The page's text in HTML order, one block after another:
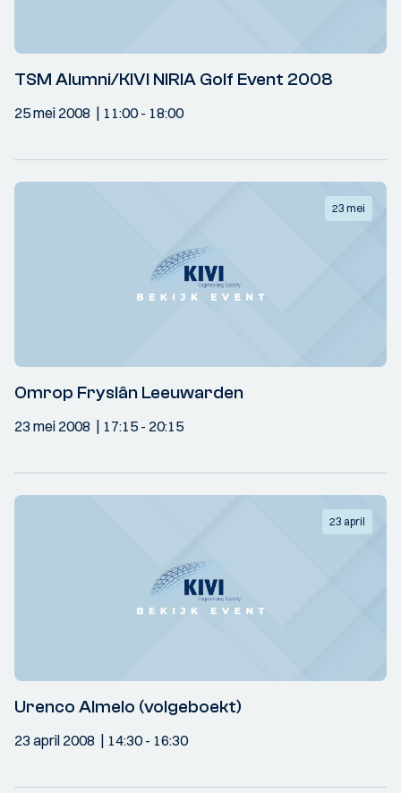
TSM Alumni/KIVI NIRIA Golf Event 2008
25 mei 2008 11:00- 18:00
23 mei
Omrop Fryslân Leeuwarden
23 mei 2008 17:15 - 20:15
23 april
Urenco Almelo (volgeboekt)
23 april 2008 14:30- 16:30